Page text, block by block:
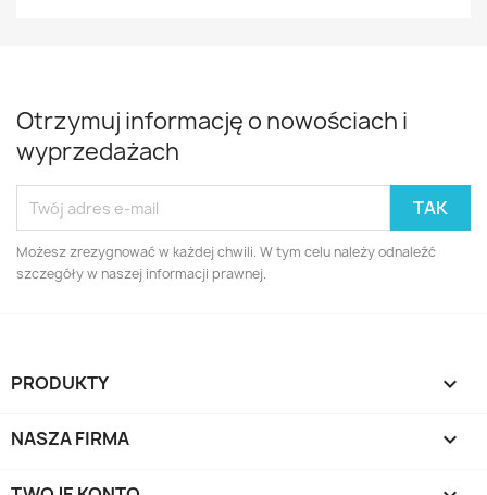
Otrzymuj informację o nowościach i
wyprzedażach
Możesz zrezygnować w każdej chwili. W tym celu należy odnaleźć
szczegóły w naszej informacji prawnej.
PRODUKTY 
NASZA FIRMA 